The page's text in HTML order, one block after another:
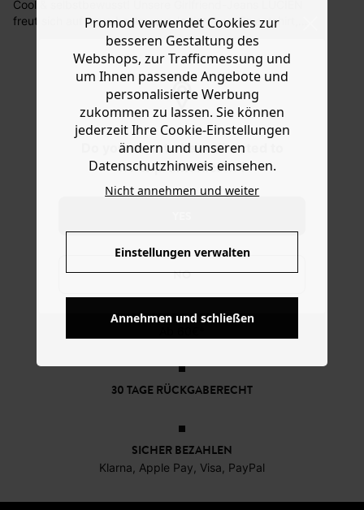
Do you want to be redirected to
www.promod.com ?
NO
Sie haben das Recht binnen30 Tagennach Erhalt der
Ware die Artikel zurückzuschicken oder umzutauschen.
Cool & selbstbewusst! Unsere Girlfriend-Jeans LUCIEN
freut sich auf neue Looks: zur Jacke, zum Sweatshirt,
zum Hemd. In verschiedenen Waschungen erhältlich. Das
Modell aus leicht dehnbarem Denim in 7/8-Länge hat
Nietenknopf, Zipper und Nieten, Gürtelschlaufen, 5
Taschen sowie einen verstellbaren Umschlag. Enthält Bio-
Baumwolle, die ohne Pestizide, Kunstdünger oder
Gentechnologie angebaut wird.
KOSTENFREIE LIEFERUNG
30 TAGE RÜCKGABERECHT
SICHER BEZAHLEN
Klarna, Apple Pay, Visa, PayPal
Promod verwendet Cookies zur
besseren Gestaltung des
Webshops, zur Trafficmessung und
um Ihnen passende Angebote und
personalisierte Werbung
zukommen zu lassen. Sie können
jederzeit Ihre Cookie-Einstellungen
ändern und unseren
Datenschutzhinweis einsehen.
Nicht annehmen und weiter
Einstellungen verwalten
Annehmen und schließen